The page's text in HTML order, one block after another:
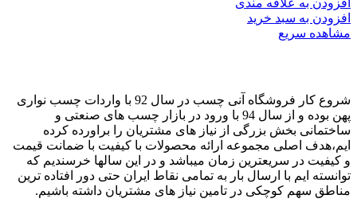
افزودن به سبد خرید
مشاهده سریع
شروع کار فروشگاه آنی چسب در سال 92 با واردات چسب نواری
پهن بوده و از سال 94 با ورود در بازار چسب های صنعتی و
ساختمانی بخش بزرگی از نیاز های مشتریان را براورده کرده
ایم،هدف اصلی مجموعه ارائه محصولات با کیفیت با ضمانت قیمت
و کیفیت در سریعترین زمان میباشد و در این سالها خرسندیم که
توانسته ایم با ارسال بار به تمامی نقاط ایران حتی دور افتاده ترین
مناطق سهم کوچکی در تامین نیاز های مشتریان داشته باشیم.